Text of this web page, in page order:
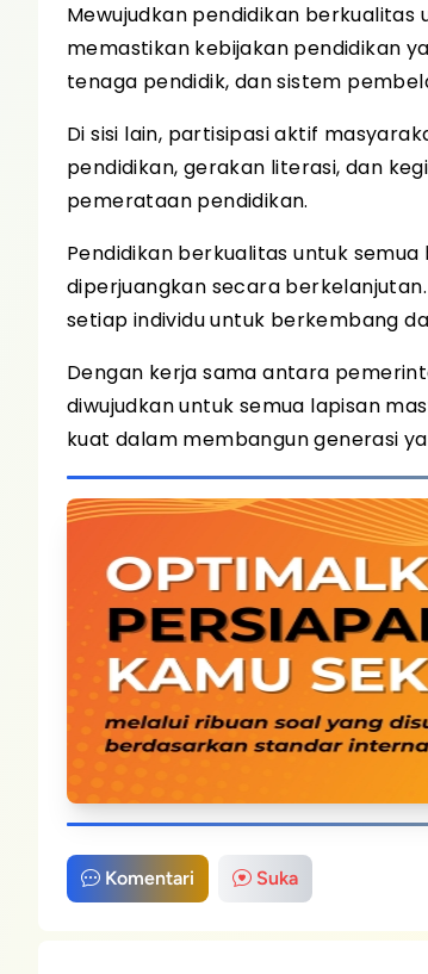
Mewujudkan pendidikan
memastikan kebijakan pendidikan
tenaga pendidik, dan sistem
Di sisi lain, partisipasi aktif
pendidikan, gerakan literasi, dan
pemerataan pendidikan.
Pendidikan berkualitas untuk
diperjuangkan secara
setiap individu untuk berkembang
Dengan kerja sama antara
diwujudkan untuk semua lapisan
kuat dalam membangun generasi
Komentari Suka